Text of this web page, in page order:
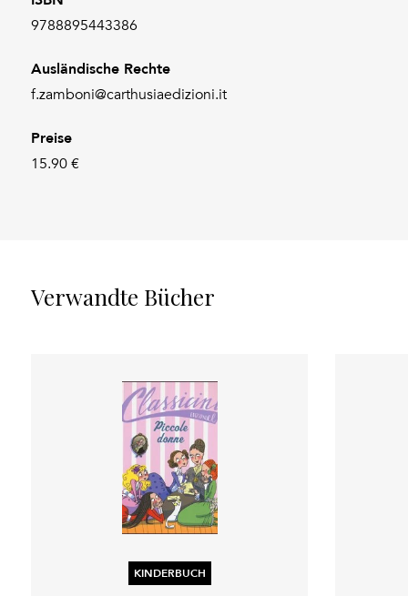
9788895443386
Ausländische Rechte
f.zamboni@carthusiaedizioni.it
Preise
15.90 €
Verwandte Bücher
KINDERBUCH